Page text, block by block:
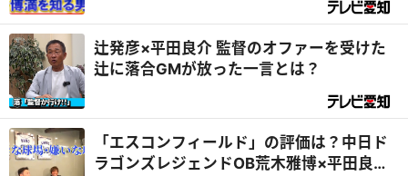
辻発彦×平田良介 監督のオファーを受けた
辻に落合GMが放った一言とは？
「エスコンフィールド」の評価は？中日ド
ラゴンズレジェンドOB荒木雅博×平田良介